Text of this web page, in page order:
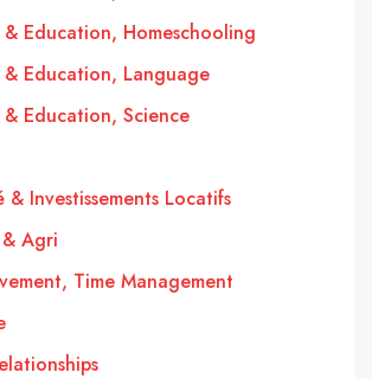
& Education, Homeschooling
& Education, Language
& Education, Science
& Investissements Locatifs
& Agri
Time Management